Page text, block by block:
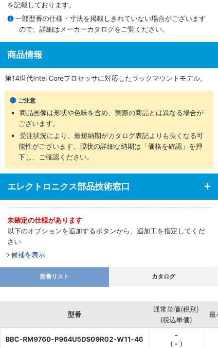
を記載しております。
一部型番の仕様・寸法を掲載しきれていない場合がございます
ので、詳細は メーカーカタログをご覧ください。
商品情報
第14世代Intel Coreプロセッサに対応したラックマウントモデル。
ご注意
商品画像は形状や色味を含め、実際の商品とは異なる場合が
ございます。
受注状況により、最短納期がカタログ表記よりも長くなる可
能性がございます。現状の詳細な納期は「価格を確認」を押
下し、ご確認ください。
エレクトロニクス部品技術窓口
未確定の仕様があります
以下のオプションを追加するボタンから、追加工を指定してくだ
さい
候補を表示
型番リスト カタログ
型番
通常単価(税別)
(税込単価)
最
BBC-RM9760-P964U5DS09R02-W11-46
-
( - )